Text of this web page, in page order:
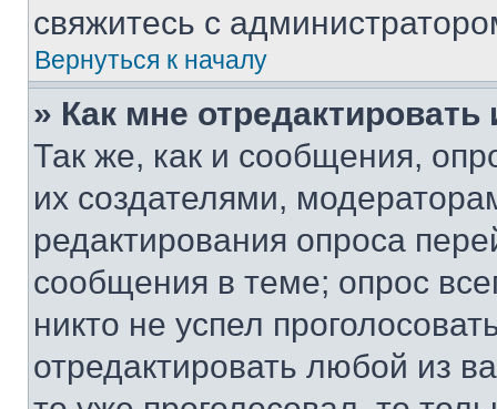
свяжитесь с
Вернуться к началу
» Как мне
Так же, как и сообщения,
их создателями,
редактирования опроса
сообщения в теме; опрос
никто не успел
отредактировать любой из